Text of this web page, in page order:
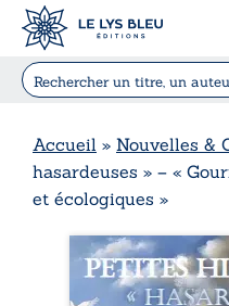
Accueil » Nouvelles &
hasardeuses » – «
et écologiques »